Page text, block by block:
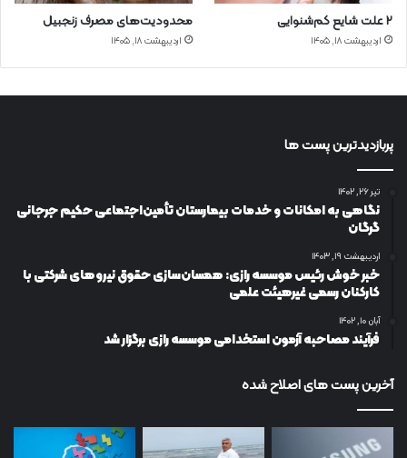
۲ علت شایع‌ کم‌شنوایی
اردیبهشت ۱۸, ۱۴۰۵
محدودیت‌های مصرف زنجبیل
اردیبهشت ۱۸, ۱۴۰۵
پربازدیدترین پست ها
تیر ۲۶, ۱۴۰۲
نگاهی به امکانات و خدمات بیمارستان تأمین‌اجتماعی حکیم جرجانی
گرگان
اردیبهشت ۱۹, ۱۴۰۳
خبر خوش رئیس موسسه رازی: همسان‌سازی حقوق نیروهای شرکتی با
کارکنان رسمی غیرهیئت علمی
آبان ۱۰, ۱۴۰۲
فرآیند مصاحبه آزمون استخدامی موسسه رازی برگزار شد
آخرین پست های اصلاح شده